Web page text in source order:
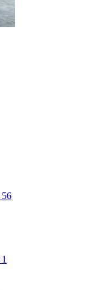
56
1